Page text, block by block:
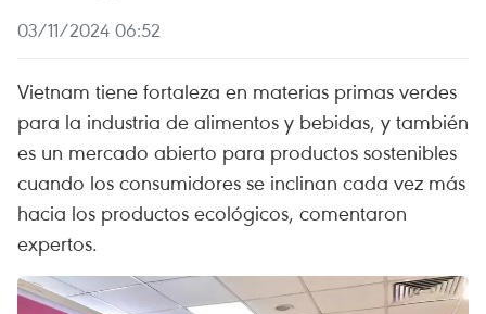
03/11/2024 06:52
Vietnam tiene fortaleza en materias primas verdes
para la industria de alimentos y bebidas, y también
es un mercado abierto para productos sostenibles
cuando los consumidores se inclinan cada vez más
hacia los productos ecológicos, comentaron
expertos.